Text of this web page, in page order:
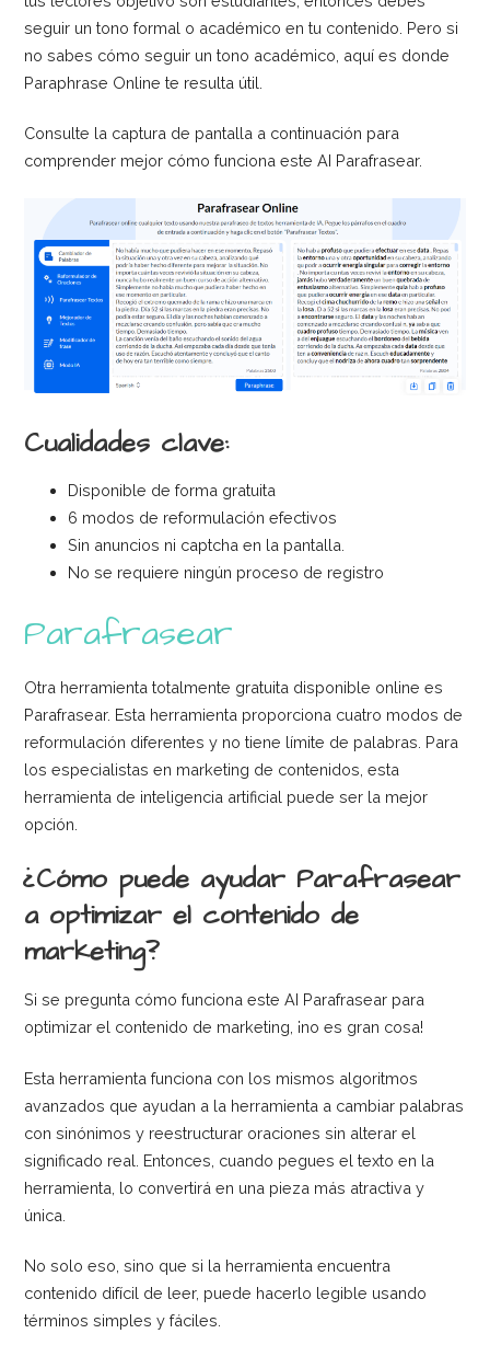
seguir un tono formal o académico en tu contenido. Pero si
no sabes cómo seguir un tono académico, aquí es donde
Paraphrase Online te resulta útil.
Consulte la captura de pantalla a continuación para
comprender mejor cómo funciona este AI Parafrasear.
Cualidades clave:
Disponible de forma gratuita
6 modos de reformulación efectivos
Sin anuncios ni captcha en la pantalla.
No se requiere ningún proceso de registro
Parafrasear
Otra herramienta totalmente gratuita disponible online es
Parafrasear. Esta herramienta proporciona cuatro modos de
reformulación diferentes y no tiene límite de palabras. Para
los especialistas en marketing de contenidos, esta
herramienta de inteligencia artificial puede ser la mejor
opción.
¿Cómo puede ayudar Parafrasear
a optimizar el contenido de
marketing?
Si se pregunta cómo funciona este AI Parafrasear para
optimizar el contenido de marketing, ¡no es gran cosa!
Esta herramienta funciona con los mismos algoritmos
avanzados que ayudan a la herramienta a cambiar palabras
con sinónimos y reestructurar oraciones sin alterar el
significado real. Entonces, cuando pegues el texto en la
herramienta, lo convertirá en una pieza más atractiva y
única.
No solo eso, sino que si la herramienta encuentra
contenido difícil de leer, puede hacerlo legible usando
términos simples y fáciles.